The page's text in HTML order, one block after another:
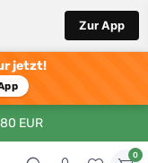
Zur App
jetzt!
EUR
0